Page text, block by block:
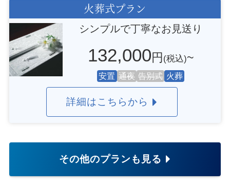
火葬式プラン
シンプルで丁寧なお見送り
132,000 円 (税込)~
安置 通夜 告別式 火葬
詳細はこちらから
その他のプランも見る